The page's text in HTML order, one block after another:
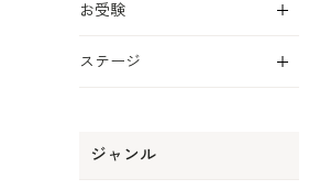
お受験
ステージ
ジャンル